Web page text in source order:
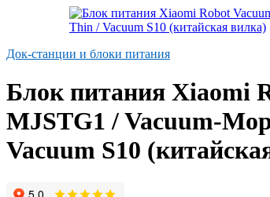
Док-станции и блоки питания
Блок питания Xiaomi
MJSTG1 / Vacuum-
Vacuum S10